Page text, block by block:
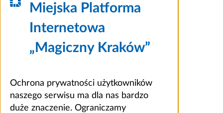
Miejska Platforma
Internetowa
„Magiczny Kraków”
Ochrona prywatności użytkowników
naszego serwisu ma dla nas bardzo
duże znaczenie. Ograniczamy